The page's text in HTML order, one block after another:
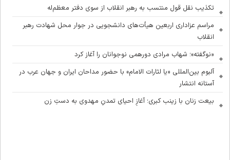
تکذیب نقل قول منتسب به رهبر انقلاب از سوی دفتر معظم‌له
مراسم عزاداری اربعین هیأت‌های دانشجویی در جوار محل شهادت رهبر
انقلاب
«نوگفته»؛ شهاب مرادی دورهمی نوجوانان را آغاز کرد
آلبوم بین‌المللی «یا لثارات الامام» با حضور مداحان ایران و جهان عرب در
آستانه انتشار
بیعت زنان با زینب کبری؛ آغازِ احیای تمدنِ مهدوی به دستِ زن